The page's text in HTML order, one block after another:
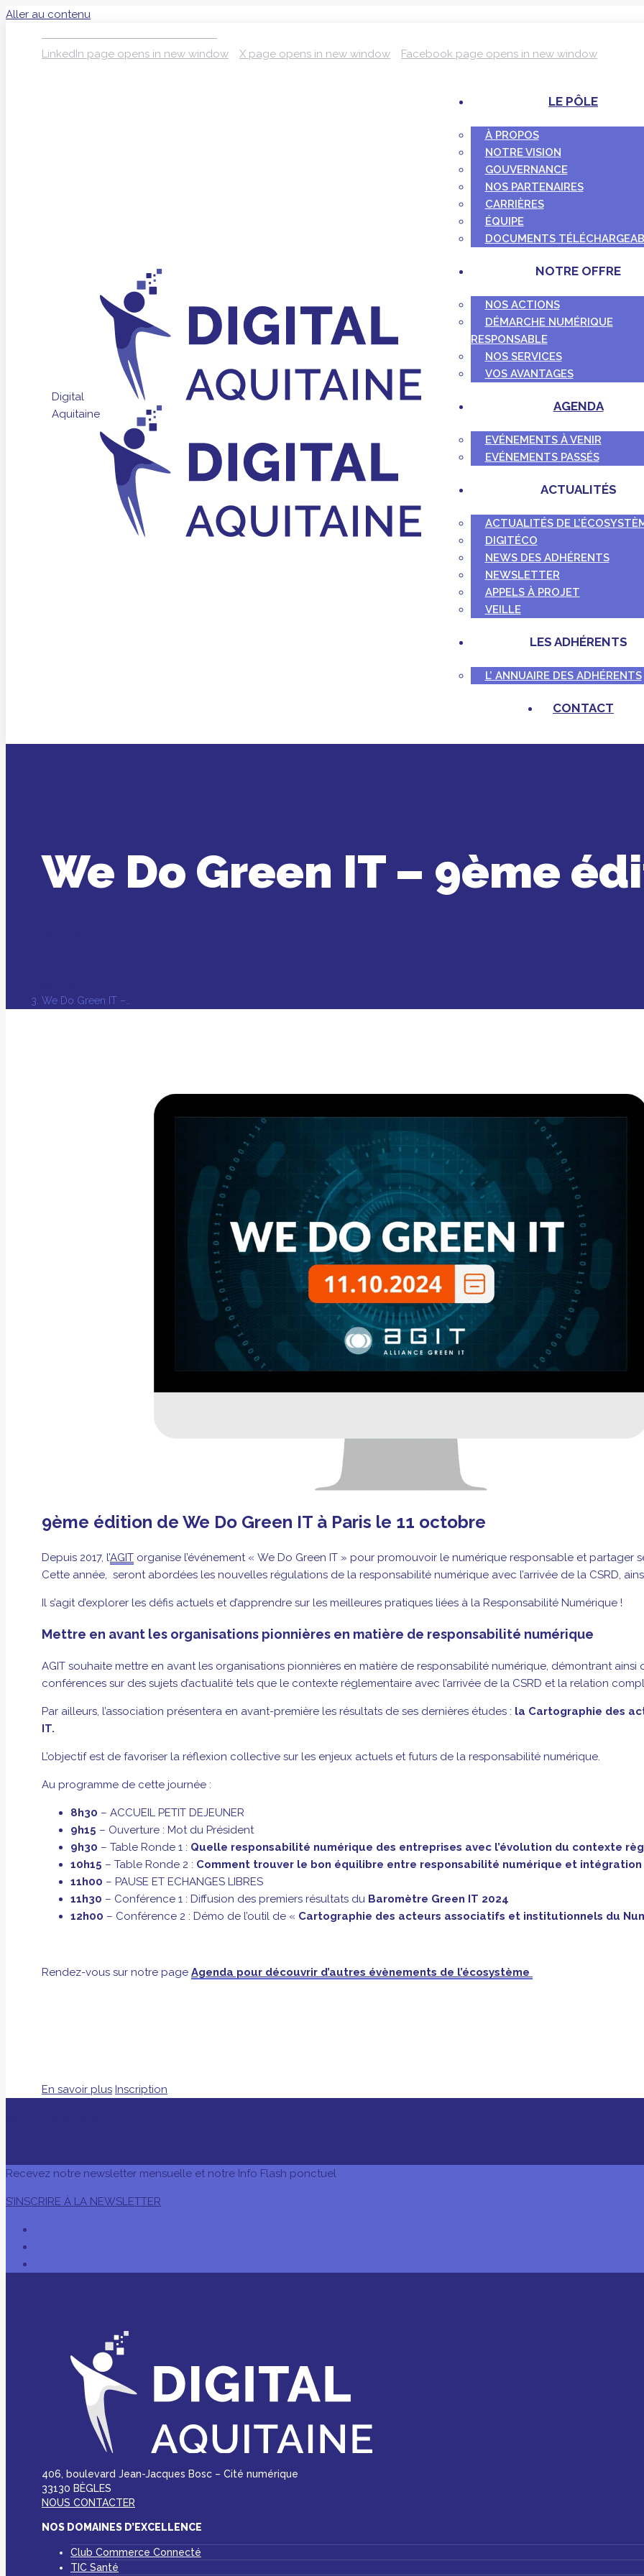
Aller au contenu
LinkedIn page opens in new window X page opens in new window Facebook page opens in new window
Digital
Aquitaine
LE PÔLE
À PROPOS
NOTRE VISION
GOUVERNANCE
NOS PARTENAIRES
CARRIÈRES
ÉQUIPE
DOCUMENTS
NOTRE OFFRE
NOS ACTIONS
DÉMARCHE NUMÉRIQUE
RESPONSABLE
NOS SERVICES
VOS AVANTAGES
AGENDA
EVÉNEMENTS À VENIR
EVÉNEMENTS PASSÉS
ACTUALITÉS
ACTUALITÉS DE
DIGITÉCO
NEWS DES ADHÉRENTS
NEWSLETTER
APPELS À PROJET
VEILLE
LES ADHÉRENTS
L’ ANNUAIRE DES ADHÉRENTS
CONTACT
We Do Green IT – 9ème
We Do Green IT –…
9ème édition de We Do Green IT à Paris le 11 octobre
Depuis 2017, l’AGIT organise l’événement « We Do Green IT » pour promouvoir le numérique responsable et partager
Cette année, seront abordées les nouvelles régulations de la responsabilité numérique avec l’arrivée de la CSRD,
Il s’agit d’explorer les défis actuels et d’apprendre sur les meilleures pratiques liées à la Responsabilité Numérique !
Mettre en avant les organisations pionnières en matière de responsabilité numérique
AGIT souhaite mettre en avant les organisations pionnières en matière de responsabilité numérique, démontrant
conférences sur des sujets d’actualité tels que le contexte réglementaire avec l’arrivée de la CSRD et la relation
Par ailleurs, l’association présentera en avant-première les résultats de ses dernières études : la Cartographie des
IT.
L’objectif est de favoriser la réflexion collective sur les enjeux actuels et futurs de la responsabilité numérique.
Au programme de cette journée :
8h30 – ACCUEIL PETIT DEJEUNER
9h15 – Ouverture : Mot du Président
9h30 – Table Ronde 1 : Quelle responsabilité numérique des entreprises avec l’évolution du contexte
10h15 – Table Ronde 2 : Comment trouver le bon équilibre entre responsabilité numérique et intégration
11h00 – PAUSE ET ECHANGES LIBRES
11h30 – Conférence 1 : Diffusion des premiers résultats du Baromètre Green IT 2024
12h00 – Conférence 2 : Démo de l’outil de « Cartographie des acteurs associatifs et institutionnels du
Rendez-vous sur notre page Agenda pour découvrir d’autres évènements de l’écosystème
En savoir plus Inscription
Recevez notre newsletter mensuelle et notre Info Flash ponctuel
S’INSCRIRE À LA NEWSLETTER
406, boulevard Jean-Jacques Bosc – Cité numérique
33130 BÈGLES
NOUS CONTACTER
NOS DOMAINES D’EXCELLENCE
Club Commerce Connecté
TIC Santé